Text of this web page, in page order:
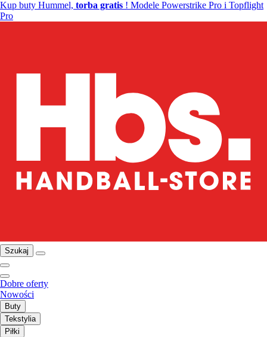
Kup buty Hummel, torba gratis ! Modele Powerstrike Pro i Topflight
Pro
Szukaj
Dobre oferty
Nowości
Buty
Tekstylia
Piłki